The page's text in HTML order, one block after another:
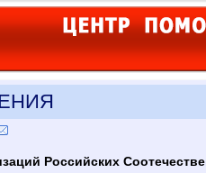
Российских